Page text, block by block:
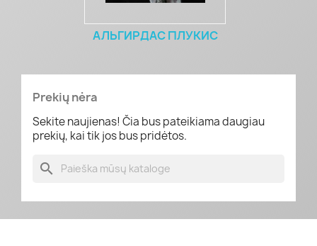
АЛЬГИРДАС ПЛУКИС
Prekių nėra
Sekite naujienas! Čia bus pateikiama daugiau
prekių, kai tik jos bus pridėtos.
search